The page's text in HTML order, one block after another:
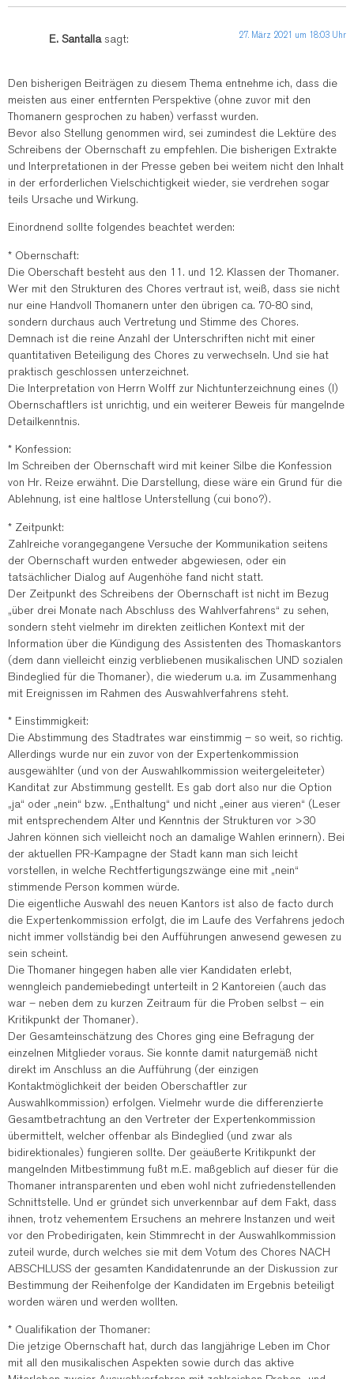
E. Santalla sagt: 27. März 2021 um 18:03 Uhr
Den bisherigen Beiträgen zu diesem Thema entnehme ich, dass die
meisten aus einer entfernten Perspektive (ohne zuvor mit den
Thomanern gesprochen zu haben) verfasst wurden.
Bevor also Stellung genommen wird, sei zumindest die Lektüre des
Schreibens der Obernschaft zu empfehlen. Die bisherigen Extrakte
und Interpretationen in der Presse geben bei weitem nicht den Inhalt
in der erforderlichen Vielschichtigkeit wieder, sie verdrehen sogar
teils Ursache und Wirkung.
Einordnend sollte folgendes beachtet werden:
* Obernschaft:
Die Oberschaft besteht aus den 11. und 12. Klassen der Thomaner.
Wer mit den Strukturen des Chores vertraut ist, weiß, dass sie nicht
nur eine Handvoll Thomanern unter den übrigen ca. 70-80 sind,
sondern durchaus auch Vertretung und Stimme des Chores.
Demnach ist die reine Anzahl der Unterschriften nicht mit einer
quantitativen Beteiligung des Chores zu verwechseln. Und sie hat
praktisch geschlossen unterzeichnet.
Die Interpretation von Herrn Wolff zur Nichtunterzeichnung eines (!)
Obernschaftlers ist unrichtig, und ein weiterer Beweis für mangelnde
Detailkenntnis.
* Konfession:
Im Schreiben der Obernschaft wird mit keiner Silbe die Konfession
von Hr. Reize erwähnt. Die Darstellung, diese wäre ein Grund für die
Ablehnung, ist eine haltlose Unterstellung (cui bono?).
* Zeitpunkt:
Zahlreiche vorangegangene Versuche der Kommunikation seitens
der Obernschaft wurden entweder abgewiesen, oder ein
tatsächlicher Dialog auf Augenhöhe fand nicht statt.
Der Zeitpunkt des Schreibens der Obernschaft ist nicht im Bezug
„über drei Monate nach Abschluss des Wahlverfahrens“ zu sehen,
sondern steht vielmehr im direkten zeitlichen Kontext mit der
Information über die Kündigung des Assistenten des Thomaskantors
(dem dann vielleicht einzig verbliebenen musikalischen UND sozialen
Bindeglied für die Thomaner), die wiederum u.a. im Zusammenhang
mit Ereignissen im Rahmen des Auswahlverfahrens steht.
* Einstimmigkeit:
Die Abstimmung des Stadtrates war einstimmig – so weit, so richtig.
Allerdings wurde nur ein zuvor von der Expertenkommission
ausgewählter (und von der Auswahlkommission weitergeleiteter)
Kanditat zur Abstimmung gestellt. Es gab dort also nur die Option
„ja“ oder „nein“ bzw. „Enthaltung“ und nicht „einer aus vieren“ (Leser
mit entsprechendem Alter und Kenntnis der Strukturen vor >30
Jahren können sich vielleicht noch an damalige Wahlen erinnern). Bei
der aktuellen PR-Kampagne der Stadt kann man sich leicht
vorstellen, in welche Rechtfertigungszwänge eine mit „nein“
stimmende Person kommen würde.
Die eigentliche Auswahl des neuen Kantors ist also de facto durch
die Expertenkommission erfolgt, die im Laufe des Verfahrens jedoch
nicht immer vollständig bei den Aufführungen anwesend gewesen zu
sein scheint.
Die Thomaner hingegen haben alle vier Kandidaten erlebt,
wenngleich pandemiebedingt unterteilt in 2 Kantoreien (auch das
war – neben dem zu kurzen Zeitraum für die Proben selbst – ein
Kritikpunkt der Thomaner).
Der Gesamteinschätzung des Chores ging eine Befragung der
einzelnen Mitglieder voraus. Sie konnte damit naturgemäß nicht
direkt im Anschluss an die Aufführung (der einzigen
Kontaktmöglichkeit der beiden Oberschaftler zur
Auswahlkommission) erfolgen. Vielmehr wurde die differenzierte
Gesamtbetrachtung an den Vertreter der Expertenkommission
übermittelt, welcher offenbar als Bindeglied (und zwar als
bidirektionales) fungieren sollte. Der geäußerte Kritikpunkt der
mangelnden Mitbestimmung fußt m.E. maßgeblich auf dieser für die
Thomaner intransparenten und eben wohl nicht zufriedenstellenden
Schnittstelle. Und er gründet sich unverkennbar auf dem Fakt, dass
ihnen, trotz vehementem Ersuchens an mehrere Instanzen und weit
vor den Probedirigaten, kein Stimmrecht in der Auswahlkommission
zuteil wurde, durch welches sie mit dem Votum des Chores NACH
ABSCHLUSS der gesamten Kandidatenrunde an der Diskussion zur
Bestimmung der Reihenfolge der Kandidaten im Ergebnis beteiligt
worden wären und werden wollten.
* Qualifikation der Thomaner:
Die jetzige Obernschaft hat, durch das langjährige Leben im Chor
mit all den musikalischen Aspekten sowie durch das aktive